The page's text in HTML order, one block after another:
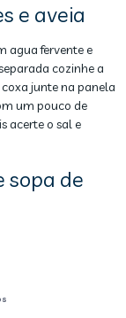
e aveia
agua fervente e
cozinhe a
junte na panela
um pouco de
acerte o sal e
sopa de